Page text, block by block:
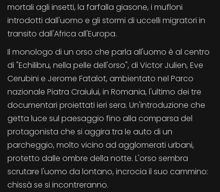
mortali agli insetti, la farfalla giasone, i mufloni
introdotti dall'uomo e gli stormi di uccelli migratori in
transito dall'Africa all'Europa.
Il monologo di un orso che parla all'uomo è al centro
di "Echilibru, nella pelle dell'orso", di Victor Julien, Eve
Cerubini e Jerome Fatalot, ambientato nel Parco
nazionale Piatra Craiului, in Romania, l'ultimo dei tre
documentari proiettati ieri sera. Un'introduzione che
getta luce sul paesaggio fino alla comparsa del
protagonista che si aggira tra le auto di un
parcheggio, molto vicino ad agglomerati urbani,
protetto dalle ombre della notte. L'orso sembra
scrutare l'uomo da lontano, incrocia il suo cammino:
chissà se si incontreranno.